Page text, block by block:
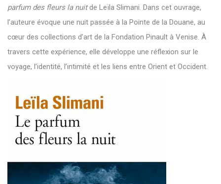
parfum des fleurs la nuitde Leïla Slimani. Dans cet ouvrage,
l’auteure évoque une nuit passée à la Pointe de la Douane, au
cœur des collections d’art de la Fondation Pinault à Venise. À
travers cette expérience, elle développe une réflexion sur le
voyage, l’identité, l’intimité et les liens entre Orient et Occident.